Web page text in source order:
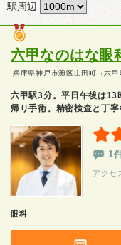
駅周辺
六甲なのはな眼
兵庫県神戸市灘区山田町（六甲
六甲駅3分。平日午後は13
帰り手術。精密検査と丁寧
1
アク
眼科